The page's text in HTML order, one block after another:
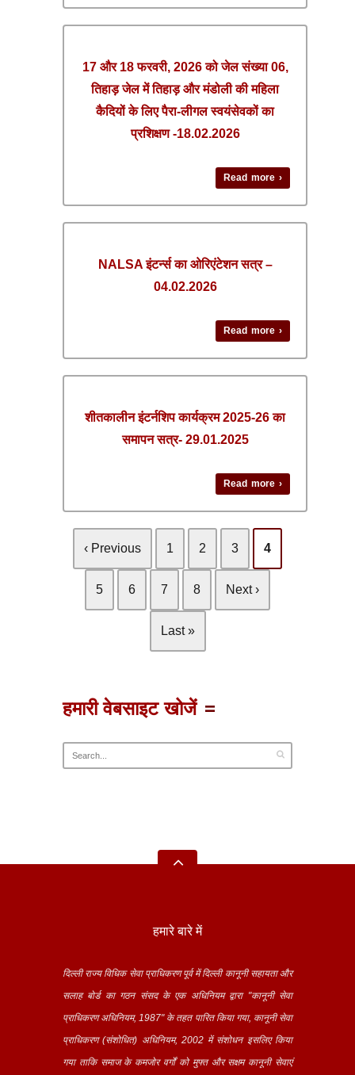
17 और 18 फरवरी, 2026 को जेल संख्या 06,
तिहाड़ जेल में तिहाड़ और मंडोली की महिला
कैदियों के लिए पैरा-लीगल स्वयंसेवकों का
प्रशिक्षण -18.02.2026
Read more ›
NALSA इंटर्न्स का ओरिएंटेशन सत्र –
04.02.2026
Read more ›
शीतकालीन इंटर्नशिप कार्यक्रम 2025-26 का
समापन सत्र- 29.01.2025
Read more ›
‹ Previous 1 2 3 4
5 6 7 8 Next ›
Last »
हमारी वेबसाइट खोजें
हमारे बारे में
दिल्ली राज्य विधिक सेवा प्राधिकरण पूर्व में दिल्ली कानूनी सहायता और
सलाह बोर्ड का गठन संसद के एक अधिनियम द्वारा "कानूनी सेवा
प्राधिकरण अधिनियम, 1987" के तहत पारित किया गया, कानूनी सेवा
प्राधिकरण (संशोधित) अधिनियम, 2002 में संशोधन इसलिए किया
गया ताकि समाज के कमजोर वर्गों को मुफ्त और सक्षम कानूनी सेवाएं